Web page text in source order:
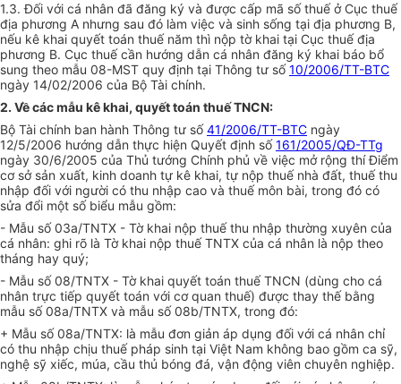
1.3. Đối với cá nhân đã đăng ký và được cấp mã số thuế ở Cục thuế
địa phương A nhưng sau đó làm việc và sinh sống tại địa phương B,
nếu kê khai quyết toán thuế năm thì nộp tờ khai tại Cục thuế địa
phương B. Cục thuế cần hướng dẫn cá nhân đăng ký khai báo bổ
sung theo mẫu 08-MST quy định tại Thông tư số10/2006/TT-BTC
ngày 14/02/2006 của Bộ Tài chính.
2. Về các mẫu kê khai, quyết toán thuế TNCN:
Bộ Tài chính ban hành Thông tư số41/2006/TT-BTC ngày
12/5/2006 hướng dẫn thực hiện Quyết định số161/2005/QĐ-TTg
ngày 30/6/2005 của Thủ tướng Chính phủ về việc mở rộng thí Điểm
cơ sở sản xuất, kinh doanh tự kê khai, tự nộp thuế nhà đất, thuế thu
nhập đối với người có thu nhập cao và thuế môn bài, trong đó có
sửa đổi một số biểu mẫu gồm:
- Mẫu số 03a/TNTX - Tờ khai nộp thuế thu nhập thường xuyên của
cá nhân: ghi rõ là Tờ khai nộp thuế TNTX của cá nhân là nộp theo
tháng hay quý;
- Mẫu số 08/TNTX - Tờ khai quyết toán thuế TNCN (dùng cho cá
nhân trực tiếp quyết toán với cơ quan thuế) được thay thế bằng
mẫu số 08a/TNTX và mẫu số 08b/TNTX, trong đó:
+ Mẫu số 08a/TNTX: là mẫu đơn giản áp dụng đối với cá nhân chỉ
có thu nhập chịu thuế pháp sinh tại Việt Nam không bao gồm ca sỹ,
nghệ sỹ xiếc, múa, cầu thủ bóng đá, vận động viên chuyên nghiệp.